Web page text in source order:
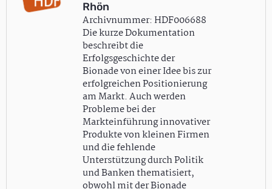
Rhön
Archivnummer: HDF006688
Die kurze Dokumentation
beschreibt die
Erfolgsgeschichte der
Bionade von einer Idee bis zur
erfolgreichen Positionierung
am Markt. Auch werden
Probleme bei der
Markteinführung innovativer
Produkte von kleinen Firmen
und die fehlende
Unterstützung durch Politik
und Banken thematisiert,
obwohl mit der Bionade